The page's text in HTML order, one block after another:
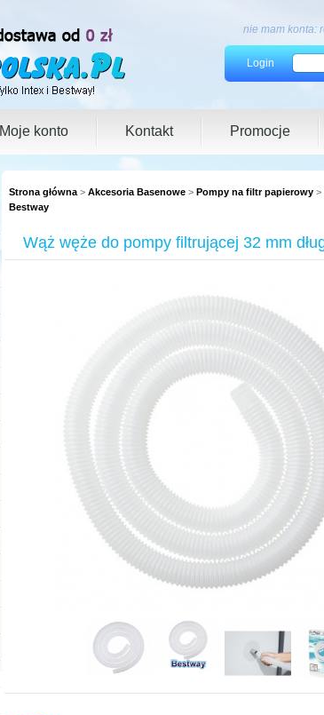
nie mam konta:
Login
Moje konto Kontakt Promocje
Strona główna > Akcesoria Basenowe > Pompy na filtr papierowy >
Bestway
Wąż węże do pompy filtrującej 32 mm